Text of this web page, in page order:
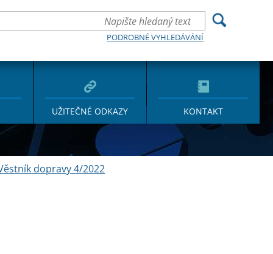
PODROBNÉ VYHLEDÁVÁNÍ
UŽITEČNÉ ODKAZY KONTAKT
dopravy 4/2022